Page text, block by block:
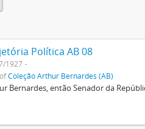
Política AB 08
1927
Coleção Arthur Bernardes (AB)
Bernardes, então Senador da